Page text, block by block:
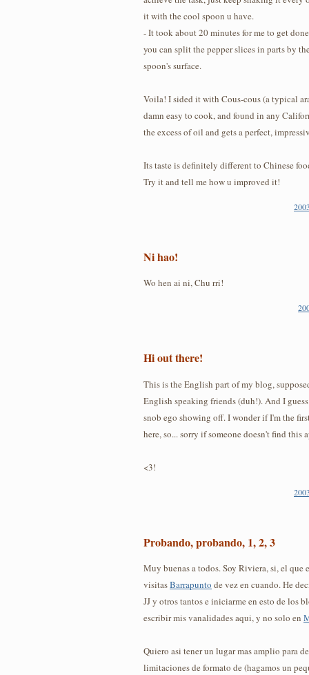
it with the cool spoon u have.
- It took about 20 minutes for me to get
you can split the pepper slices in parts by
spoon's surface.
Voila! I sided it with Cous-cous (a typical
damn easy to cook, and found in any
the excess of oil and gets a perfect,
Its taste is definitely different to Chinese
Try it and tell me how u improved it!
Ni hao!
Wo hen ai ni, Chu rri!
Hi out there!
This is the English part of my blog,
English speaking friends (duh!). And I
snob ego showing off. I wonder if I'm the
here, so... sorry if someone doesn't find this
<3!
Probando, probando, 1, 2, 3
Muy buenas a todos. Soy Riviera, si, el que
visitasBarrapunto de vez en cuando. He
JJ y otros tantos e iniciarme en esto de los
escribir mis vanalidades aqui, y no solo en
Quiero asi tener un lugar mas amplio para
limitaciones de formato de (hagamos un